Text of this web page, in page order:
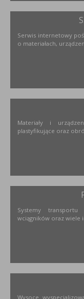
Serwis internetowy
o materiałach,
Materiały i
plastyfikujące oraz
Systemy transportu
wciągników oraz wiele
Wysoce